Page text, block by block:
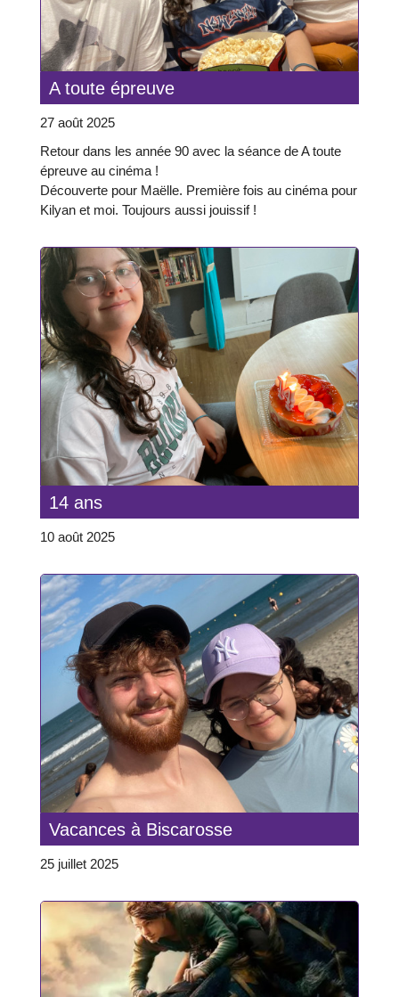
A toute épreuve
27 août 2025
Retour dans les année 90 avec la séance de A toute
épreuve au cinéma !
Découverte pour Maëlle. Première fois au cinéma pour
Kilyan et moi. Toujours aussi jouissif !
14 ans
10 août 2025
Vacances à Biscarosse
25 juillet 2025